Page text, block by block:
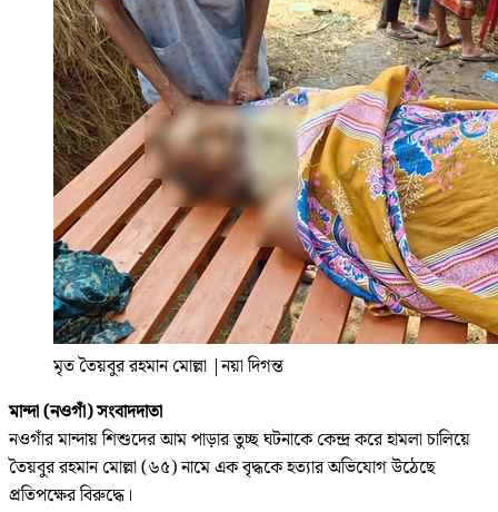
মৃত তৈয়বুর রহমান মোল্লা |নয়া দিগন্ত
মান্দা (নওগাঁ) সংবাদদাতা
নওগাঁর মান্দায় শিশুদের আম পাড়ার তুচ্ছ ঘটনাকে কেন্দ্র করে হামলা চালিয়ে
তৈয়বুর রহমান মোল্লা (৬৫) নামে এক বৃদ্ধকে হত্যার অভিযোগ উঠেছে
প্রতিপক্ষের বিরুদ্ধে।